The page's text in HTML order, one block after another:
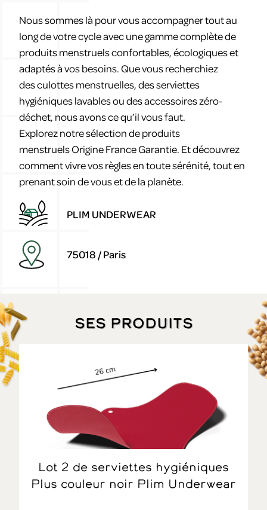
Nous sommes là pour vous accompagner tout au
long de votre cycle avec une gamme complète de
produits menstruels confortables, écologiques et
adaptés à vos besoins. Que vous recherchiez
des culottes menstruelles, des serviettes
hygiéniques lavables ou des accessoires zéro-
déchet, nous avons ce qu’il vous faut.
Explorez notre sélection de produits
menstruels Origine France Garantie. Et découvrez
comment vivre vos règles en toute sérénité, tout en
prenant soin de vous et de la planète.
PLIM UNDERWEAR
75018 / Paris
Ses produits
Lot 2 de serviettes hygiéniques
Plus couleur noir Plim Underwear